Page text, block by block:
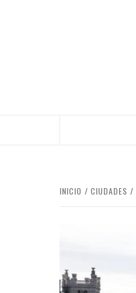
INICIO CIUDADES